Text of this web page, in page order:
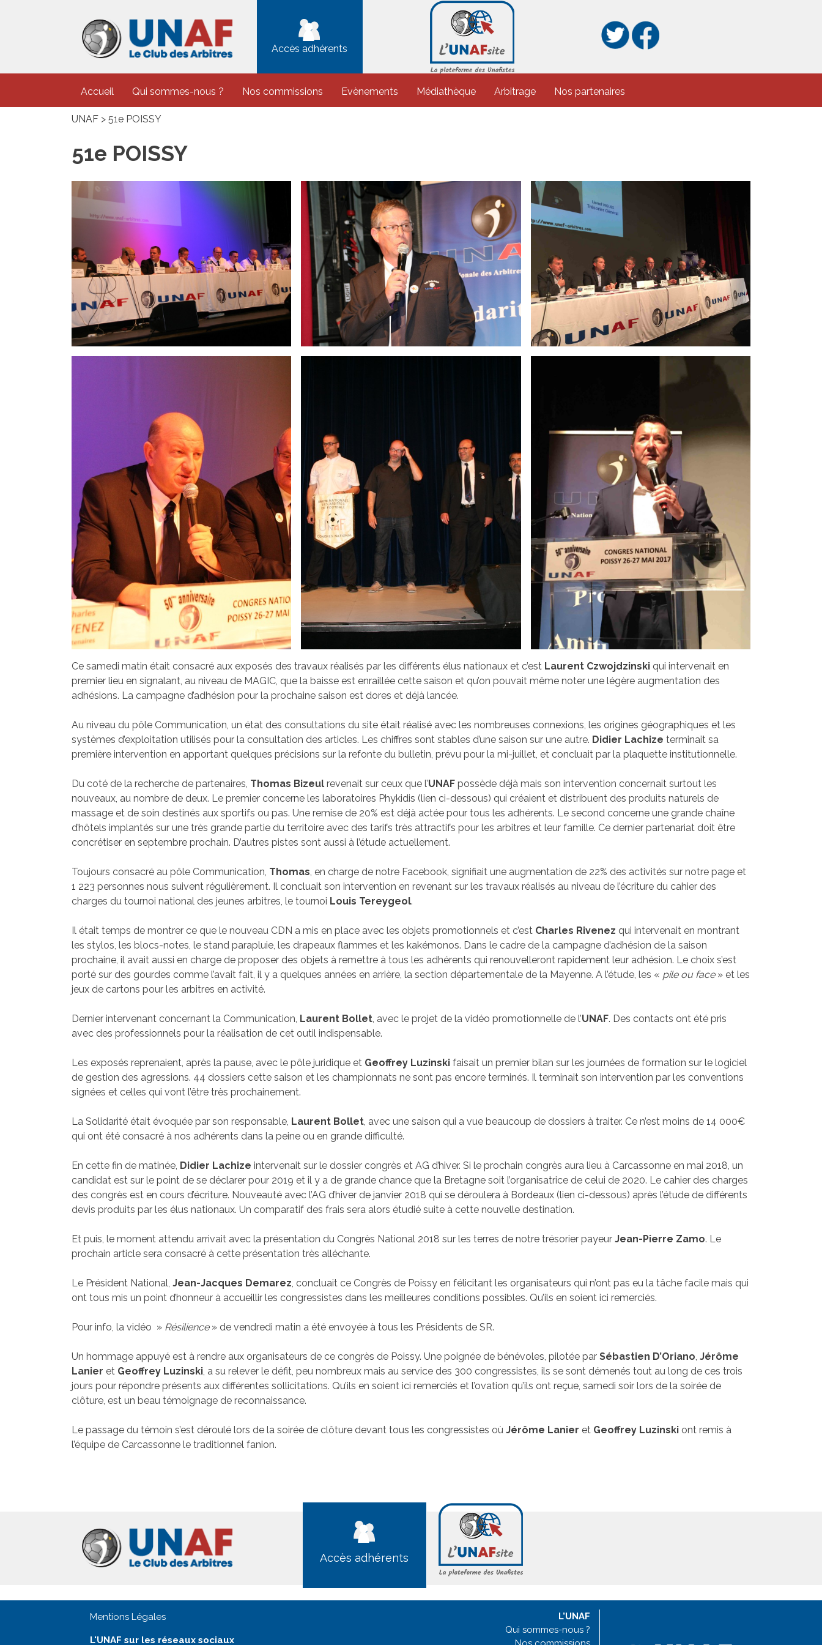
Accès adhérents
Accueil Qui sommes-nous ? Nos commissions Evènements Médiathèque Arbitrage Nos partenaires
UNAF > 51e POISSY
51e POISSY
Ce samedi matin était consacré aux exposés des travaux réalisés par les différents élus nationaux et c’est Laurent Czwojdzinski qui intervenait en
premier lieu en signalant, au niveau de MAGIC, que la baisse est enraillée cette saison et qu’on pouvait même noter une légère augmentation des
adhésions. La campagne d’adhésion pour la prochaine saison est dores et déjà lancée.
Au niveau du pôle Communication, un état des consultations du site était réalisé avec les nombreuses connexions, les origines géographiques et les
systèmes d’exploitation utilisés pour la consultation des articles. Les chiffres sont stables d’une saison sur une autre. Didier Lachize terminait sa
première intervention en apportant quelques précisions sur la refonte du bulletin, prévu pour la mi-juillet, et concluait par la plaquette institutionnelle.
Du coté de la recherche de partenaires, Thomas Bizeul revenait sur ceux que l’UNAF possède déjà mais son intervention concernait surtout les
nouveaux, au nombre de deux. Le premier concerne les laboratoires Phykidis (lien ci-dessous) qui créaient et distribuent des produits naturels de
massage et de soin destinés aux sportifs ou pas. Une remise de 20% est déjà actée pour tous les adhérents. Le second concerne une grande chaîne
d’hôtels implantés sur une très grande partie du territoire avec des tarifs très attractifs pour les arbitres et leur famille. Ce dernier partenariat doit être
concrétiser en septembre prochain. D’autres pistes sont aussi à l’étude actuellement.
Toujours consacré au pôle Communication, Thomas, en charge de notre Facebook, signifiait une augmentation de 22% des activités sur notre page et
1 223 personnes nous suivent régulièrement. Il concluait son intervention en revenant sur les travaux réalisés au niveau de l’écriture du cahier des
charges du tournoi national des jeunes arbitres, le tournoi Louis Tereygeol.
Il était temps de montrer ce que le nouveau CDN a mis en place avec les objets promotionnels et c’est Charles Rivenez qui intervenait en montrant
les stylos, les blocs-notes, le stand parapluie, les drapeaux flammes et les kakémonos. Dans le cadre de la campagne d’adhésion de la saison
prochaine, il avait aussi en charge de proposer des objets à remettre à tous les adhérents qui renouvelleront rapidement leur adhésion. Le choix s’est
porté sur des gourdes comme l’avait fait, il y a quelques années en arrière, la section départementale de la Mayenne. A l’étude, les « pile ou face» et les
jeux de cartons pour les arbitres en activité.
Dernier intervenant concernant la Communication, Laurent Bollet, avec le projet de la vidéo promotionnelle de l’UNAF. Des contacts ont été pris
avec des professionnels pour la réalisation de cet outil indispensable.
Les exposés reprenaient, après la pause, avec le pôle juridique et Geoffrey Luzinski faisait un premier bilan sur les journées de formation sur le logiciel
de gestion des agressions. 44 dossiers cette saison et les championnats ne sont pas encore terminés. Il terminait son intervention par les conventions
signées et celles qui vont l’être très prochainement.
La Solidarité était évoquée par son responsable, Laurent Bollet, avec une saison qui a vue beaucoup de dossiers à traiter. Ce n’est moins de 14 000€
qui ont été consacré à nos adhérents dans la peine ou en grande difficulté.
En cette fin de matinée, Didier Lachize intervenait sur le dossier congrès et AG d’hiver. Si le prochain congrès aura lieu à Carcassonne en mai 2018, un
candidat est sur le point de se déclarer pour 2019 et il y a de grande chance que la Bretagne soit l’organisatrice de celui de 2020. Le cahier des charges
des congrès est en cours d’écriture. Nouveauté avec l’AG d’hiver de janvier 2018 qui se déroulera à Bordeaux (lien ci-dessous) après l’étude de différents
devis produits par les élus nationaux. Un comparatif des frais sera alors étudié suite à cette nouvelle destination.
Et puis, le moment attendu arrivait avec la présentation du Congrès National 2018 sur les terres de notre trésorier payeur Jean-Pierre Zamo. Le
prochain article sera consacré à cette présentation très alléchante.
Le Président National, Jean-Jacques Demarez, concluait ce Congrès de Poissy en félicitant les organisateurs qui n’ont pas eu la tâche facile mais qui
ont tous mis un point d’honneur à accueillir les congressistes dans les meilleures conditions possibles. Qu’ils en soient ici remerciés.
Pour info, la vidéo » Résilience» de vendredi matin a été envoyée à tous les Présidents de SR.
Un hommage appuyé est à rendre aux organisateurs de ce congrès de Poissy. Une poignée de bénévoles, pilotée par Sébastien D’Oriano, Jérôme
Lanier et Geoffrey Luzinski, a su relever le défit, peu nombreux mais au service des 300 congressistes, ils se sont démenés tout au long de ces trois
jours pour répondre présents aux différentes sollicitations. Qu’ils en soient ici remerciés et l’ovation qu’ils ont reçue, samedi soir lors de la soirée de
clôture, est un beau témoignage de reconnaissance.
Le passage du témoin s’est déroulé lors de la soirée de clôture devant tous les congressistes où Jérôme Lanier et Geoffrey Luzinski ont remis à
l’équipe de Carcassonne le traditionnel fanion.
Accès adhérents
Mentions Légales
L'UNAF sur les réseaux sociaux
L’UNAF
Qui sommes-nous ?